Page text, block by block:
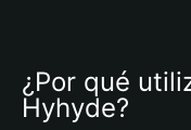
¿Por qué
Hyhyde?